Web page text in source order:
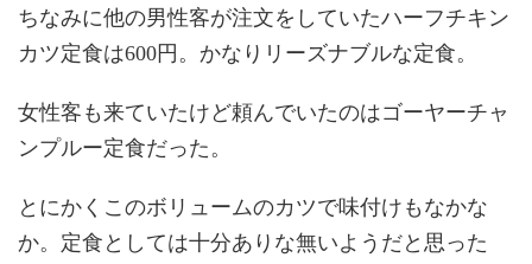
ちなみに他の男性客が注文をしていたハーフチキン
カツ定食は600円。かなりリーズナブルな定食。
女性客も来ていたけど頼んでいたのはゴーヤーチャ
ンプルー定食だった。
とにかくこのボリュームのカツで味付けもなかな
か。定食としては十分ありな無いようだと思った